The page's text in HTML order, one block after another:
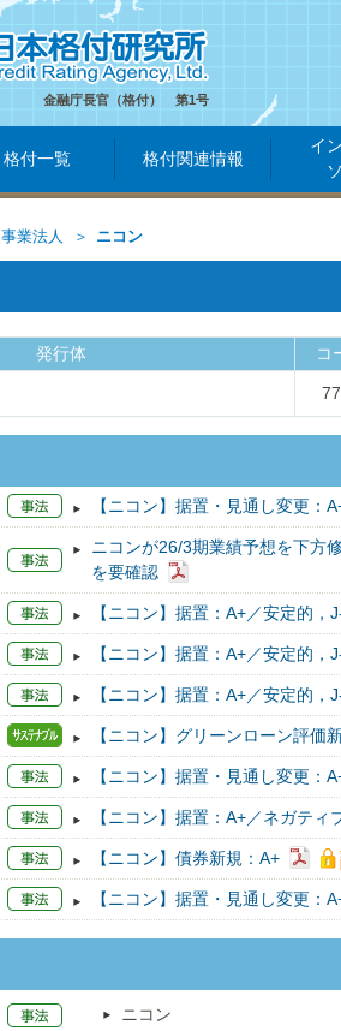
金融庁長官（格付） 第1号
格付一覧 格付関連情報
イ
事業法人 ニコン
発行体 コ
【ニコン】据置・見通し変更
ニコンが26/3期業績予想を下方
を要確認
【ニコン】据置：A+／安定的，
【ニコン】据置：A+／安定的，
【ニコン】据置：A+／安定的，
【ニコン】グリーンローン評価
【ニコン】据置・見通し変更
【ニコン】据置：A+／ネガティ
【ニコン】債券新規：A+
【ニコン】据置・見通し変更
ニコン